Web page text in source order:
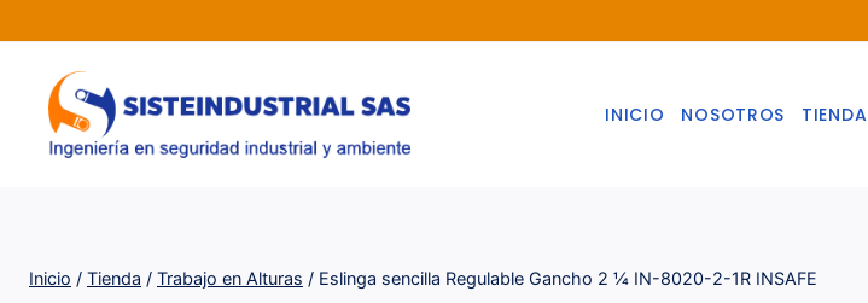
al
contenido
INICIO NOSOTROS TIENDA
Inicio / Tienda / Trabajo en Alturas / Eslinga sencilla Regulable Gancho 2 ¼ IN-8020-2-1R INSAFE